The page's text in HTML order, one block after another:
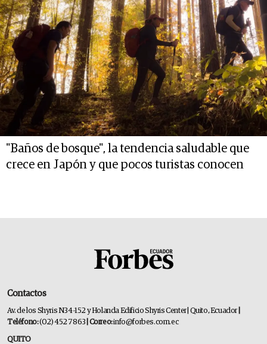
"Baños de bosque", la tendencia saludable que
crece en Japón y que pocos turistas conocen
Contactos
Av. de los Shyris N34-152 y Holanda Edificio Shyris Center | Quito, Ecuador
Teléfono:(02) 452 7863 | Correo:info@forbes.com.ec
QUITO